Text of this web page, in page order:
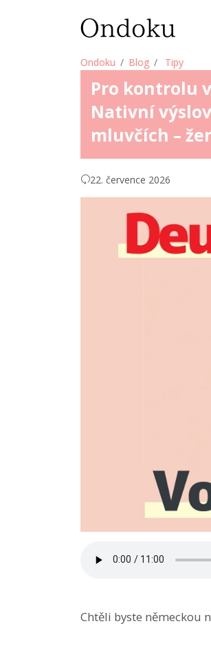
Ondoku Blog Tipy
Pro kontrolu
Nativní
mluvčích –
22. července 2026
Chtěli byste německou